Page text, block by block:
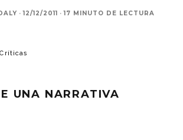
· 12/12/2011 · 17 MINUTO DE LECTURA
Críticas
UNA NARRATIVA